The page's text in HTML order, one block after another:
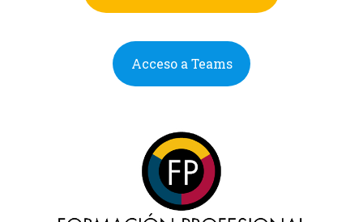
Acceso a Teams